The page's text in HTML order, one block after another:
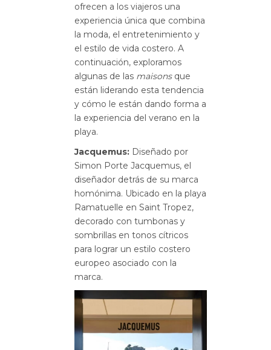
ofrecen a los viajeros una
experiencia única que combina
la moda, el entretenimiento y
el estilo de vida costero. A
continuación, exploramos
algunas de las maisonsque
están liderando esta tendencia
y cómo le están dando forma a
la experiencia del verano en la
playa.
Jacquemus: Diseñado por
Simon Porte Jacquemus, el
diseñador detrás de su marca
homónima. Ubicado en la playa
Ramatuelle en Saint Tropez,
decorado con tumbonas y
sombrillas en tonos cítricos
para lograr un estilo costero
europeo asociado con la
marca.